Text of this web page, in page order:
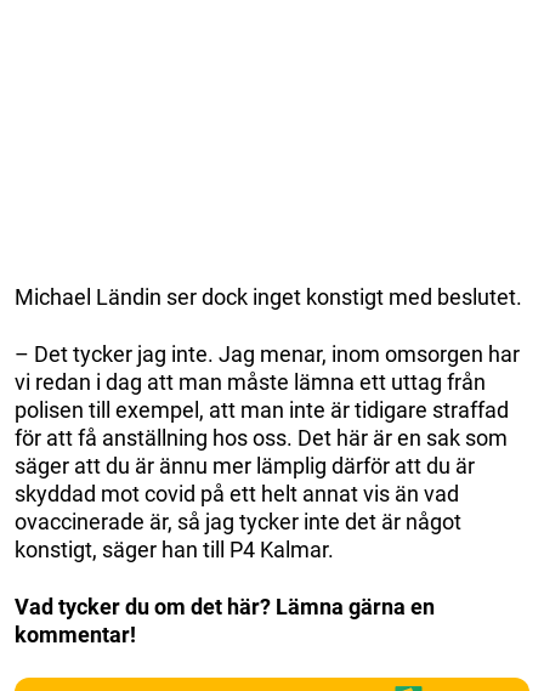
Michael Ländin ser dock inget konstigt med beslutet.
– Det tycker jag inte. Jag menar, inom omsorgen har
vi redan i dag att man måste lämna ett uttag från
polisen till exempel, att man inte är tidigare straffad
för att få anställning hos oss. Det här är en sak som
säger att du är ännu mer lämplig därför att du är
skyddad mot covid på ett helt annat vis än vad
ovaccinerade är, så jag tycker inte det är något
konstigt, säger han till P4 Kalmar.
Vad tycker du om det här? Lämna gärna en
kommentar!